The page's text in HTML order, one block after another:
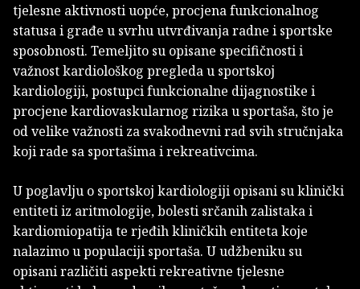
tjelesne aktivnosti uopće, procjena funkcionalnog
statusa i građe u svrhu utvrđivanja radne i sportske
sposobnosti. Temeljito su opisane specifičnosti i
važnost kardiološkog pregleda u sportskoj
kardiologiji, postupci funkcionalne dijagnostike i
procjene kardiovaskularnog rizika u sportaša, što je
od velike važnosti za svakodnevni rad svih stručnjaka
koji rade sa sportašima i rekreativcima.
U poglavlju o sportskoj kardiologiji opisani su klinički
entiteti iz aritmologije, bolesti srčanih zalistaka i
kardiomiopatija te rjeđih kliničkih entiteta koje
nalazimo u populaciji sportaša. U udžbeniku su
opisani različiti aspekti rekreativne tjelesne